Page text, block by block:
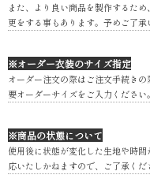
また、より良い商品を製作するた
更をする事もあります。予めご了承
※オーダー衣装のサイズ指定
オーダー注文の際はご注文手続き
要オーダーサイズをご入力ください。
※商品の状態について
使用後に状態が変化した生地や時
応いたしかねますので、ご了承くだ